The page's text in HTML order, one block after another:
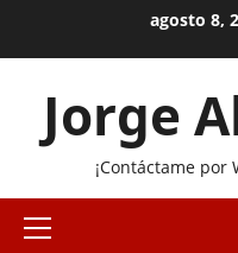
agosto 8,
Jorge
¡Contáctame por
Primary